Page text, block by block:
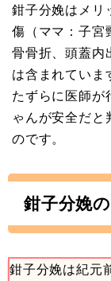
鉗子分娩はメリ
傷（ママ：子宮
骨骨折、頭蓋内
は含まれていま
たずらに医師が
ゃんが安全だと
のです。
鉗子分娩
鉗子分娩は紀元